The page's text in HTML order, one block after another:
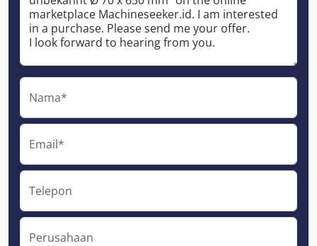
Nama*
Email*
Telepon
Perusahaan